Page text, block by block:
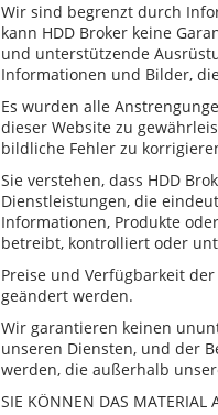
Wir sind begrenzt durch
kann HDD Broker keine
und unterstützende
Informationen und Bilder,
Es wurden alle
dieser Website zu
bildliche Fehler zu
Sie verstehen, dass HDD
Dienstleistungen, die
Informationen, Produkte
betreibt, kontrolliert oder
Preise und Verfügbarkeit
geändert werden.
Wir garantieren keinen
unseren Diensten, und der
werden, die außerhalb
SIE KÖNNEN DAS MATERIAL